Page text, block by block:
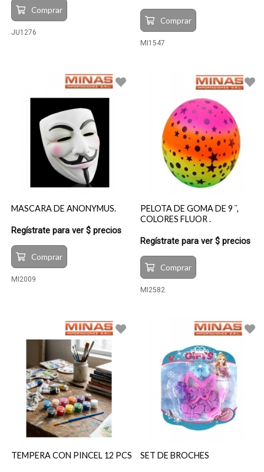
Comprar
JU1276
Comprar
MI1547
MASCARA DE ANONYMUS.
Regístrate para ver $ precios
Comprar
MI2009
PELOTA DE GOMA DE 9 ¨,
COLORES FLUOR .
Regístrate para ver $ precios
Comprar
MI2582
TEMPERA CON PINCEL 12 PCS SET DE BROCHES